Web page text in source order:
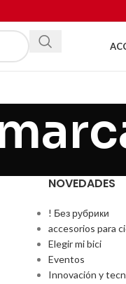
NOVEDADES
! Без рубрики
accesorios para
Elegir mi bici
Eventos
Innovación y